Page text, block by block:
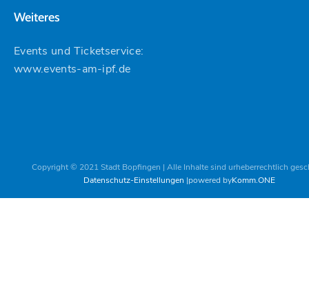
Weiteres
Events und Ticketservice:
www.events-am-ipf.de
Copyright © 2021 Stadt Bopfingen | Alle Inhalte sind urheberrechtlich
Datenschutz-Einstellungen powered byKomm.ONE